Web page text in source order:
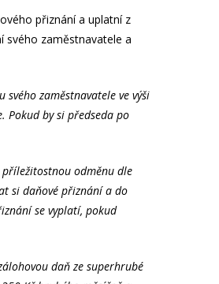
přiznání a uplatní z
svého zaměstnavatele a
zaměstnavatele ve výši
Pokud by si předseda po
příležitostnou odměnu dle
si daňové přiznání a do
se vyplatí, pokud
daň ze superhrubé